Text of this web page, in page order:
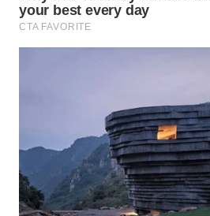
WN
TEBING
KARAWANG